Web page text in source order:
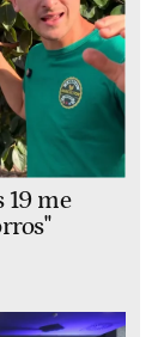
19 me